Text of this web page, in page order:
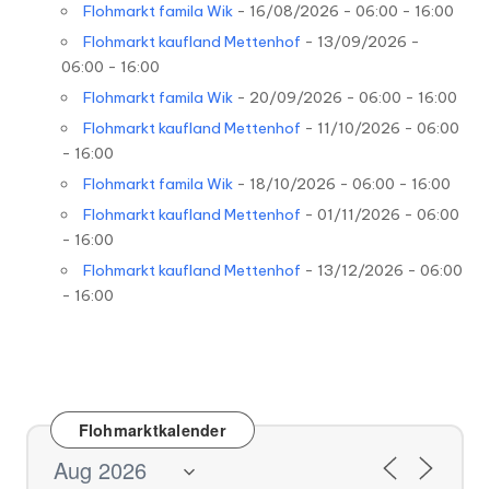
Flohmarkt famila Wik- 16/08/2026 - 06:00 - 16:00
Flohmarkt kaufland Mettenhof - 13/09/2026 -
06:00 - 16:00
Flohmarkt famila Wik- 20/09/2026 - 06:00 - 16:00
Flohmarkt kaufland Mettenhof - 11/10/2026 - 06:00
- 16:00
Flohmarkt famila Wik- 18/10/2026 - 06:00 - 16:00
Flohmarkt kaufland Mettenhof - 01/11/2026 - 06:00
- 16:00
Flohmarkt kaufland Mettenhof - 13/12/2026 - 06:00
- 16:00
Flohmarktkalender